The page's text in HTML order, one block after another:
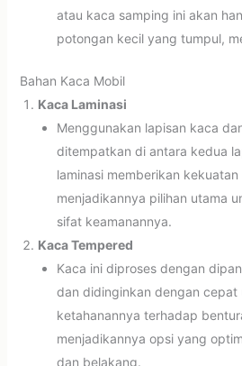
atau kaca samping ini akan
potongan kecil yang tumpul,
Bahan Kaca Mobil
Kaca Laminasi
Menggunakan lapisan kaca
ditempatkan di antara kedua
laminasi memberikan
menjadikannya pilihan utama
sifat keamanannya.
Kaca Tempered
Kaca ini diproses dengan
dan didinginkan dengan cepat
ketahanannya terhadap
menjadikannya opsi yang
dan belakang.